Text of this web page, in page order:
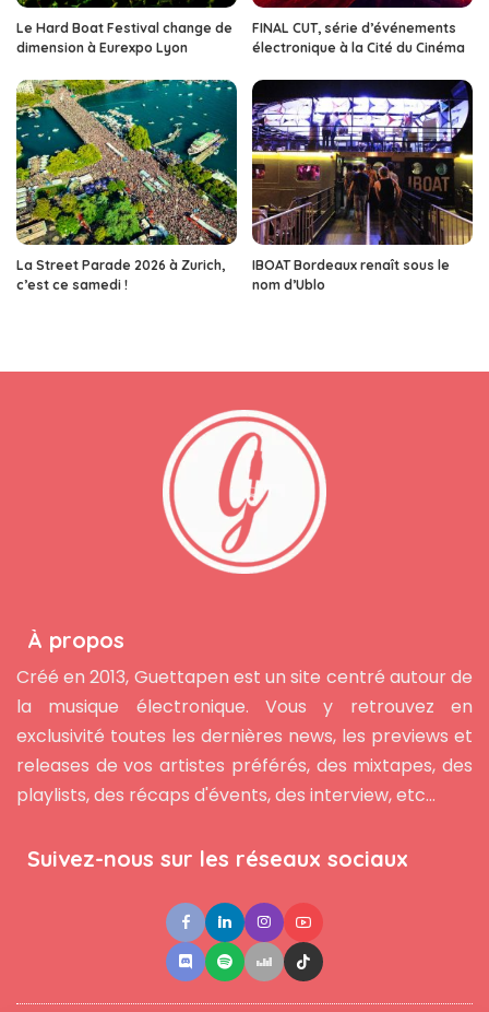
Le Hard Boat Festival change de
dimension à Eurexpo Lyon
FINAL CUT, série d’événements
électronique à la Cité du Cinéma
La Street Parade 2026 à Zurich,
c’est ce samedi !
IBOAT Bordeaux renaît sous le
nom d’Ublo
À propos
Créé en 2013, Guettapen est un site centré autour de
la musique électronique. Vous y retrouvez en
exclusivité toutes les dernières news, les previews et
releases de vos artistes préférés, des mixtapes, des
playlists, des récaps d'évents, des interview, etc...
Suivez-nous sur les réseaux sociaux